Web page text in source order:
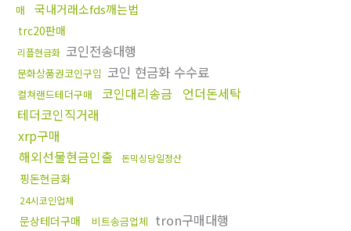
매
국내거래소fds깨는법
trc20판매
리플현금화 코인전송대행
문화상품권코인구입 코인 현금화 수수료
컬쳐랜드테더구매 코인대리송금
언더돈세탁
테더코인직거래
xrp구매
해외선물현금인출
돈믹싱당일정산
핑돈현금화
24시코인업체
문상테더구매 비트송금업체 tron구매대행